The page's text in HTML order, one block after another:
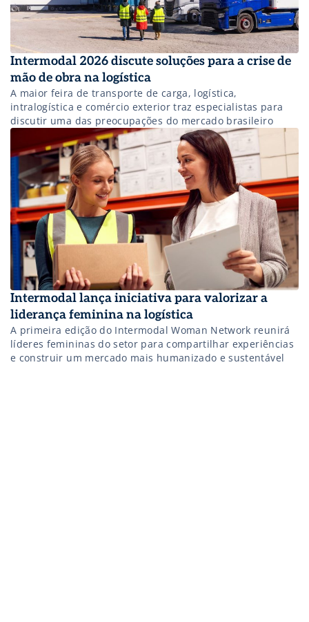
Intermodal 2026 discute soluções para a crise de
mão de obra na logística
A maior feira de transporte de carga, logística,
intralogística e comércio exterior traz especialistas para
discutir uma das preocupações do mercado brasileiro
Intermodal lança iniciativa para valorizar a
liderança feminina na logística
A primeira edição do Intermodal Woman Network reunirá
líderes femininas do setor para compartilhar experiências
e construir um mercado mais humanizado e sustentável